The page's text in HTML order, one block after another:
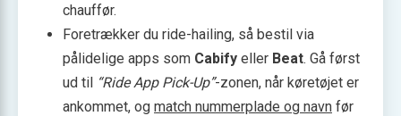
chauffør.
Foretrækker du ride-hailing, så bestil via
pålidelige apps som Cabify eller Beat. Gå først
ud til “Ride App Pick-Up”-zonen, når køretøjet er
ankommet, og match nummerplade og navn før